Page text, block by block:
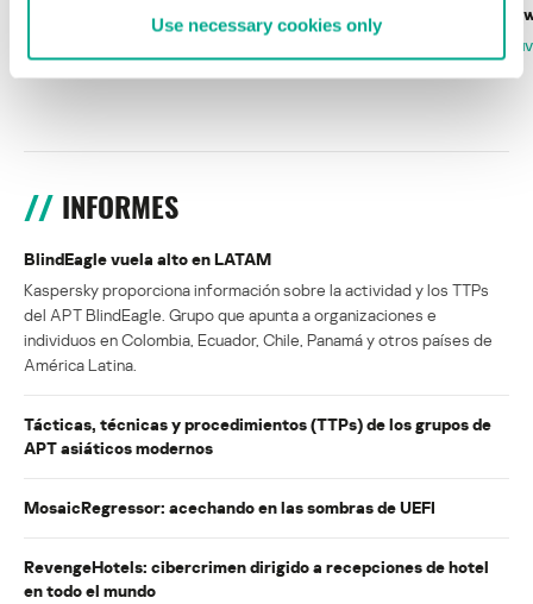
Use necessary cookies only
Wardriving en México: preparativos para
la Copa Mundial de Fútbol 2026
Estado del
MARC
INFORMES
BlindEagle vuela alto en LATAM
Kaspersky proporciona información sobre la actividad y los TTPs
del APT BlindEagle. Grupo que apunta a organizaciones e
individuos en Colombia, Ecuador, Chile, Panamá y otros países de
América Latina.
Tácticas, técnicas y procedimientos (TTPs) de los grupos de
APT asiáticos modernos
MosaicRegressor: acechando en las sombras de UEFI
RevengeHotels: cibercrimen dirigido a recepciones de hotel
en todo el mundo